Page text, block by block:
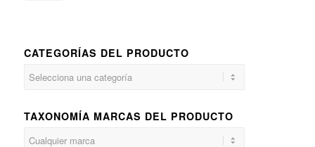
CATEGORÍAS DEL PRODUCTO
TAXONOMÍA MARCAS DEL PRODUCTO